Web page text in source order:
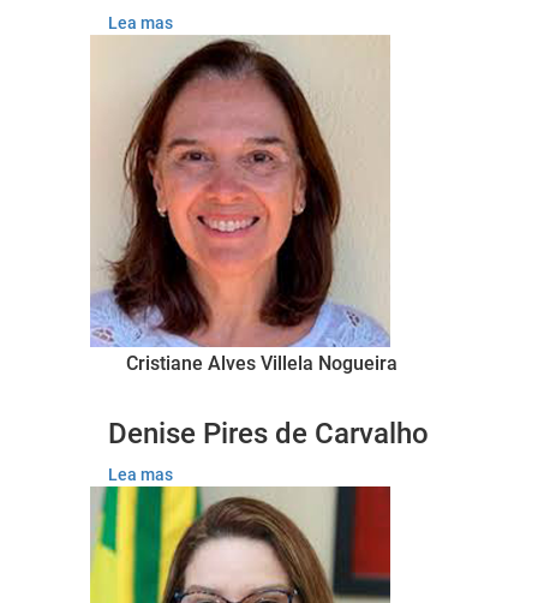
Lea mas
Cristiane Alves Villela Nogueira
Denise Pires de Carvalho
Lea mas